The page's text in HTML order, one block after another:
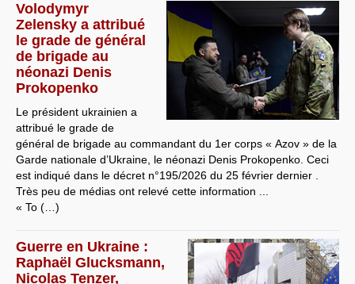
Volodymyr
Zelensky a attribué
le grade de général
de brigade au
néonazi Denis
Prokopenko
Le président ukrainien a
attribué le grade de
général de brigade au commandant du 1er corps « Azov » de la
Garde nationale d’Ukraine, le néonazi Denis Prokopenko. Ceci
est indiqué dans le décret n°195/2026 du 25 février dernier .
Très peu de médias ont relevé cette information ...
« To (…)
Guerre en Ukraine :
Raphaël Glucksmann,
Nicolas Tenzer,